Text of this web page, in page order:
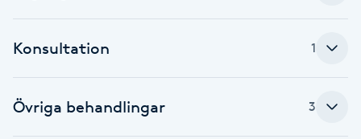
Celluliter
Konsultation 1
Övriga behandlingar 3